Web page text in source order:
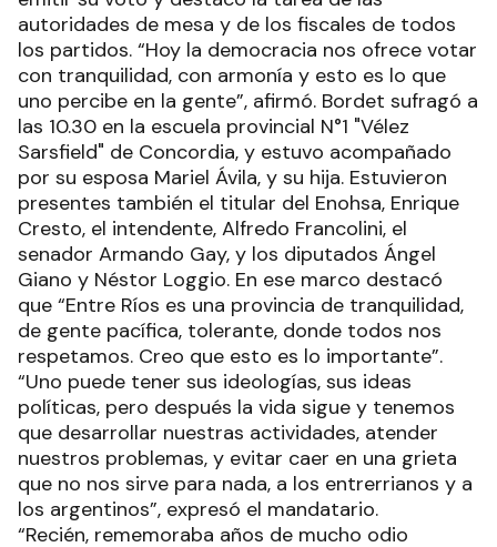
autoridades de mesa y de los fiscales de todos
los partidos. “Hoy la democracia nos ofrece votar
con tranquilidad, con armonía y esto es lo que
uno percibe en la gente”, afirmó. Bordet sufragó a
las 10.30 en la escuela provincial N°1 "Vélez
Sarsfield" de Concordia, y estuvo acompañado
por su esposa Mariel Ávila, y su hija. Estuvieron
presentes también el titular del Enohsa, Enrique
Cresto, el intendente, Alfredo Francolini, el
senador Armando Gay, y los diputados Ángel
Giano y Néstor Loggio. En ese marco destacó
que “Entre Ríos es una provincia de tranquilidad,
de gente pacífica, tolerante, donde todos nos
respetamos. Creo que esto es lo importante”.
“Uno puede tener sus ideologías, sus ideas
políticas, pero después la vida sigue y tenemos
que desarrollar nuestras actividades, atender
nuestros problemas, y evitar caer en una grieta
que no nos sirve para nada, a los entrerrianos y a
los argentinos”, expresó el mandatario.
“Recién, rememoraba años de mucho odio